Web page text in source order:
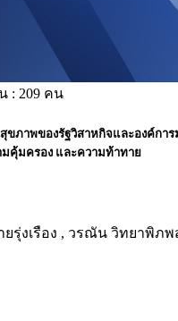
: 209 คน
ขภาพของรัฐวิสาหกิจและองค์กา
คุ้มครอง และความท้าทาย
รุ่งเรือง , วรณัน วิทยาพิภพ